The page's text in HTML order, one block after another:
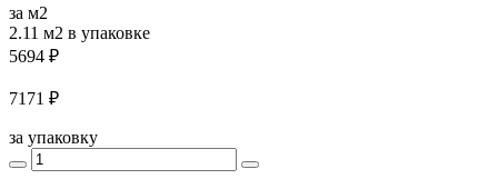
за м2
2.11 м2 в упаковке
5694 ₽
7171 ₽
за упаковку